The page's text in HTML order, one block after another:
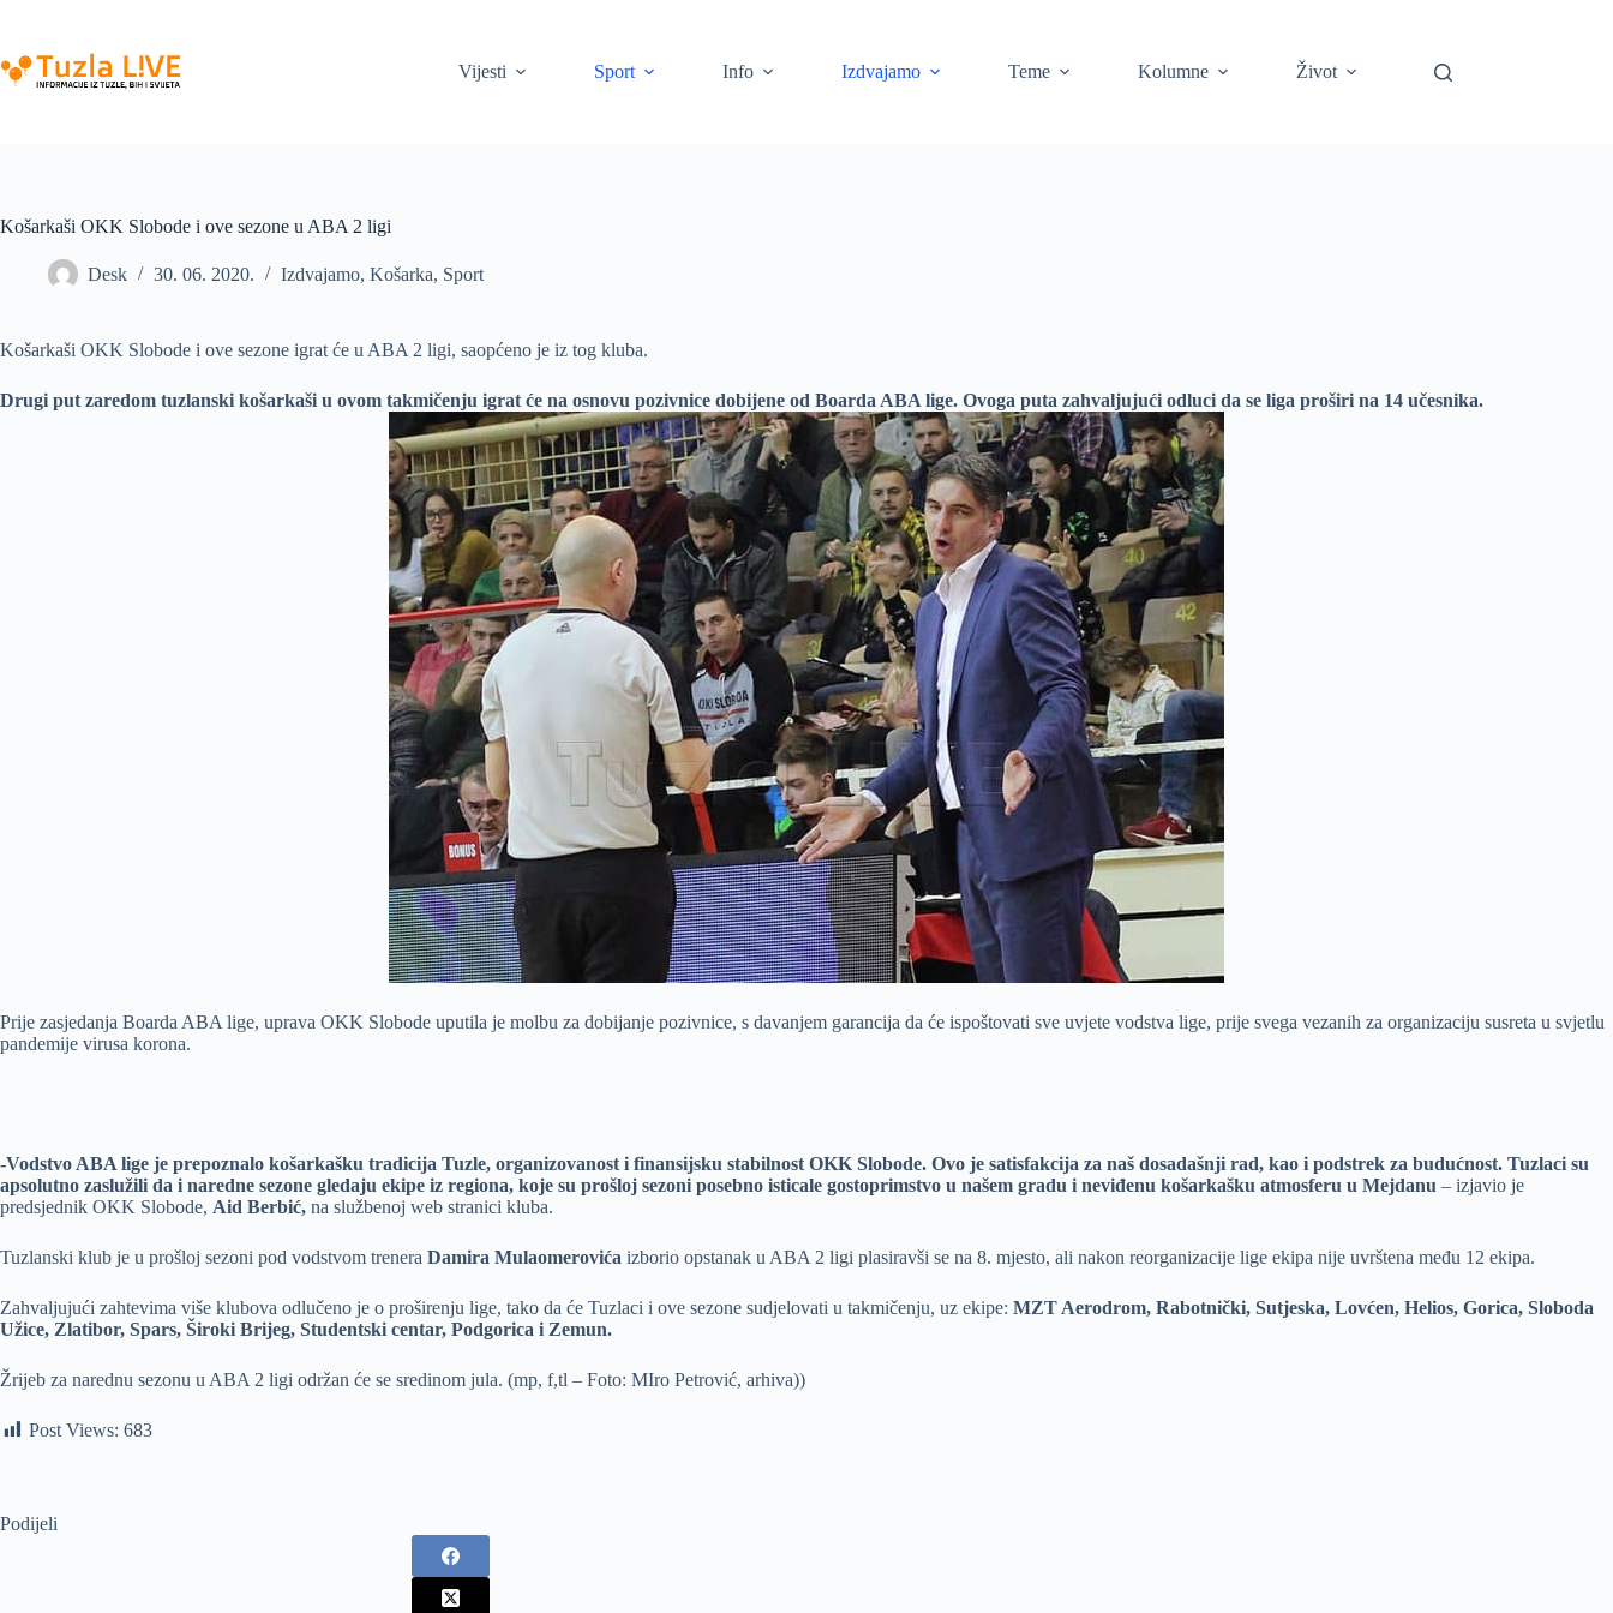
content
Vijesti
Sport Info Izdvajamo Teme Kolumne Život
Košarkaši OKK Slobode i ove sezone u ABA 2 ligi
Desk 30. 06. 2020. Izdvajamo, Košarka, Sport
Košarkaši OKK Slobode i ove sezone igrat će u ABA 2 ligi, saopćeno je iz tog kluba.
Drugi put zaredom tuzlanski košarkaši u ovom takmičenju igrat će na osnovu pozivnice dobijene od Boarda ABA lige. Ovoga puta zahvaljujući odluci da se liga proširi na 14 učesnika.
Prije zasjedanja Boarda ABA lige, uprava OKK Slobode uputila je molbu za dobijanje pozivnice, s davanjem garancija da će ispoštovati sve uvjete vodstva lige, prije svega vezanih za organizaciju susreta u svjetlu
pandemije virusa korona.
-Vodstvo ABA lige je prepoznalo košarkašku tradicija Tuzle, organizovanost i finansijsku stabilnost OKK Slobode. Ovo je satisfakcija za naš dosadašnji rad, kao i podstrek za budućnost. Tuzlaci su
apsolutno zaslužili da i naredne sezone gledaju ekipe iz regiona, koje su prošloj sezoni posebno isticale gostoprimstvo u našem gradu i neviđenu košarkašku atmosferu u Mejdanu – izjavio je
predsjednik OKK Slobode, Aid Berbić, na službenoj web stranici kluba.
Tuzlanski klub je u prošloj sezoni pod vodstvom trenera Damira Mulaomerovića izborio opstanak u ABA 2 ligi plasiravši se na 8. mjesto, ali nakon reorganizacije lige ekipa nije uvrštena među 12 ekipa.
Zahvaljujući zahtevima više klubova odlučeno je o proširenju lige, tako da će Tuzlaci i ove sezone sudjelovati u takmičenju, uz ekipe: MZT Aerodrom, Rabotnički, Sutjeska, Lovćen, Helios, Gorica, Sloboda
Užice, Zlatibor, Spars, Široki Brijeg, Studentski centar, Podgorica i Zemun.
Žrijeb za narednu sezonu u ABA 2 ligi održan će se sredinom jula. (mp, f,tl – Foto: MIro Petrović, arhiva))
Post Views: 683
Podijeli